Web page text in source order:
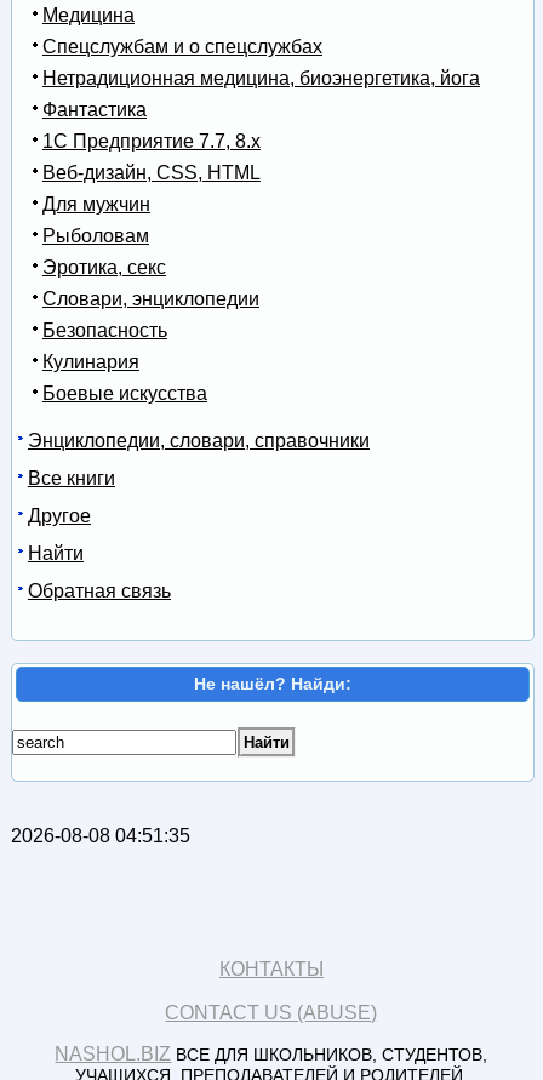
Медицина
Спецслужбам и о спецслужбах
Нетрадиционная медицина, биоэнергетика, йога
Фантастика
1С Предприятие 7.7, 8.x
Веб-дизайн, CSS, HTML
Для мужчин
Рыболовам
Эротика, секс
Словари, энциклопедии
Безопасность
Кулинария
Боевые искусства
Энциклопедии, словари, справочники
Все книги
Другое
Найти
Обратная связь
Не нашёл? Найди:
2026-08-08 04:51:35
КОНТАКТЫ
CONTACT US (ABUSE)
NASHOL.BIZ ВСЕ ДЛЯ ШКОЛЬНИКОВ, СТУДЕНТОВ,
УЧАЩИХСЯ, ПРЕПОДАВАТЕЛЕЙ И РОДИТЕЛЕЙ.